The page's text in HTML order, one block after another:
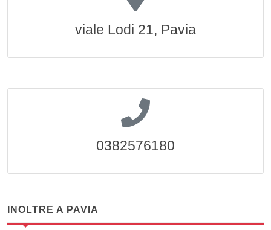
viale Lodi 21, Pavia
0382576180
INOLTRE A PAVIA